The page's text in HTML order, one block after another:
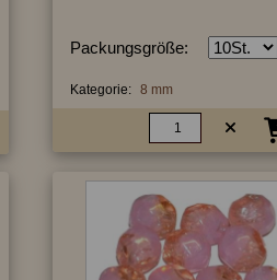
Packungsgröße:
Kategorie: 8 mm